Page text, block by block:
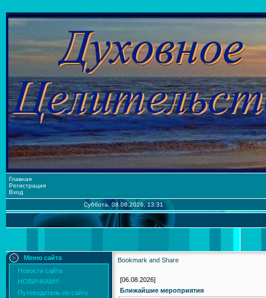
Главная
Регистрация
Вход
Суббота, 08.08.2026, 13:31
Меню сайта
Новости сайта
НОВИЧКАМ!!!
Путеводитель по сайту
[06.08.2026]
Ближайшие мероприятия